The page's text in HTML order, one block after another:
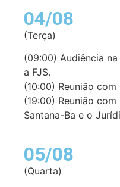
04/08
(Terça)
(09:00) Audiência
a FJS.
(10:00) Reunião com
(19:00) Reunião
Santana-Ba e o
05/08
(Quarta)